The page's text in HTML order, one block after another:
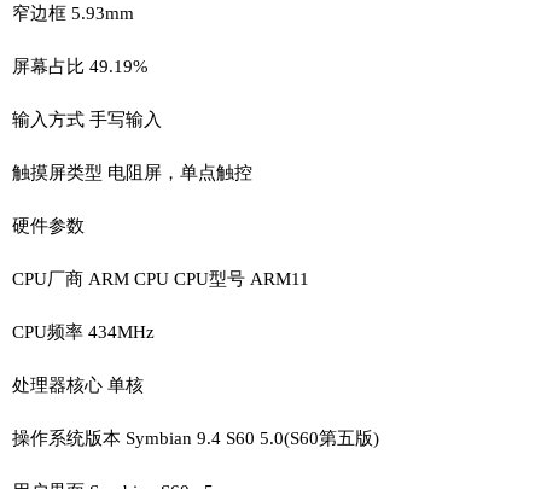
窄边框 5.93mm
屏幕占比 49.19%
输入方式 手写输入
触摸屏类型 电阻屏，单点触控
硬件参数
CPU厂商 ARM CPU CPU型号 ARM11
CPU频率 434MHz
处理器核心 单核
操作系统版本 Symbian 9.4 S60 5.0(S60第五版)